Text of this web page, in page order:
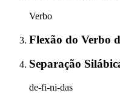
Verbo
Flexão do Verbo
Separação
de-fi-ni-das